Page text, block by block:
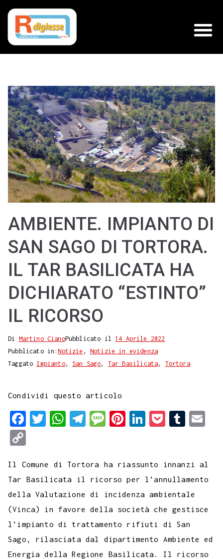
AMBIENTE. IMPIANTO DI
SAN SAGO DI TORTORA.
IL TAR BASILICATA HA
DICHIARATO “ESTINTO”
IL RICORSO
Di Martino CianoPubblicato il 14 Aprile 2022
Pubblicato in:Notizie , Notizie in evidenza
Taggato Impianto, San Sago, Tar Basilicata, Tortora
Condividi questo articolo
F
e
b
o
o
k
T
t
t
e
r
W
t
s
A
p
p
T
e
g
r
a
m
M
s
a
g
e
P
t
e
r
e
s
t
L
k
e
d
I
n
k
e
t
T
b
l
r
i
l
p
y
L
i
n
k
Il Comune di Tortora ha riassunto innanzi al
Tar Basilicata il ricorso per l’annullamento
della Valutazione di incidenza ambientale
(Vinca) in favore della società che gestisce
l’impianto di trattamento rifiuti di San
Sago, rilasciata dal dipartimento Ambiente ed
Energia della Regione Basilicata. Il ricorso